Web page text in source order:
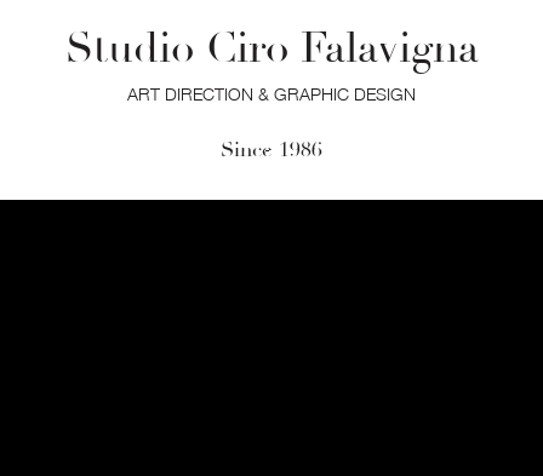
Studio Ciro Falavigna
ART DIRECTION & GRAPHIC DESIGN
Since 1986